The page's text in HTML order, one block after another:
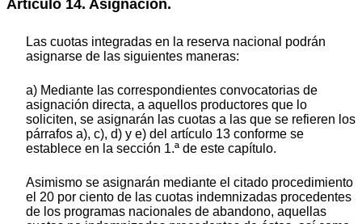
Artículo 14. Asignación.
Las cuotas integradas en la reserva nacional podrán
asignarse de las siguientes maneras:
a) Mediante las correspondientes convocatorias de
asignación directa, a aquellos productores que lo
soliciten, se asignarán las cuotas a las que se refieren los
párrafos a), c), d) y e) del artículo 13 conforme se
establece en la sección 1.ª de este capítulo.
Asimismo se asignarán mediante el citado procedimiento
el 20 por ciento de las cuotas indemnizadas procedentes
de los programas nacionales de abandono, aquellas